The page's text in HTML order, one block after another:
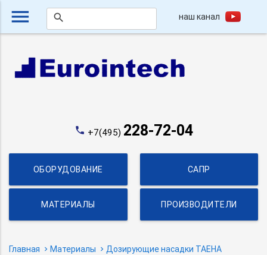
menu search наш канал
phone +7(495) 228-72-04
ОБОРУДОВАНИЕ САПР
МАТЕРИАЛЫ ПРОИЗВОДИТЕЛИ
Главная Материалы Дозирующие насадки TAEHA